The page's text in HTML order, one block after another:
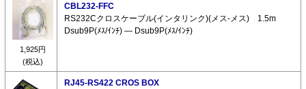
1,925円
(税込)
CBL232-FFC
RS232Cクロスケーブル(インタリンク)(メス-メス) 1.5m
Dsub9P(ﾒｽ/ｲﾝﾁ) ― Dsub9P(ﾒｽ/ｲﾝﾁ)
RJ45-RS422 CROS BOX